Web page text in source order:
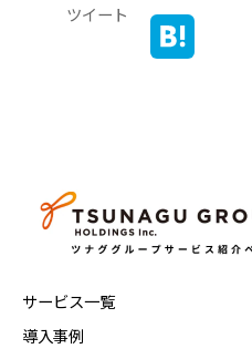
ツイート
サービス一覧
導入事例